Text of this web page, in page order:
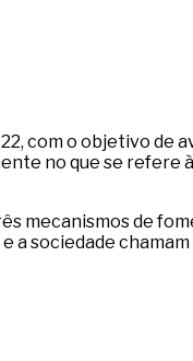
com o objetivo de
no que se refere
mecanismos de
sociedade chamam